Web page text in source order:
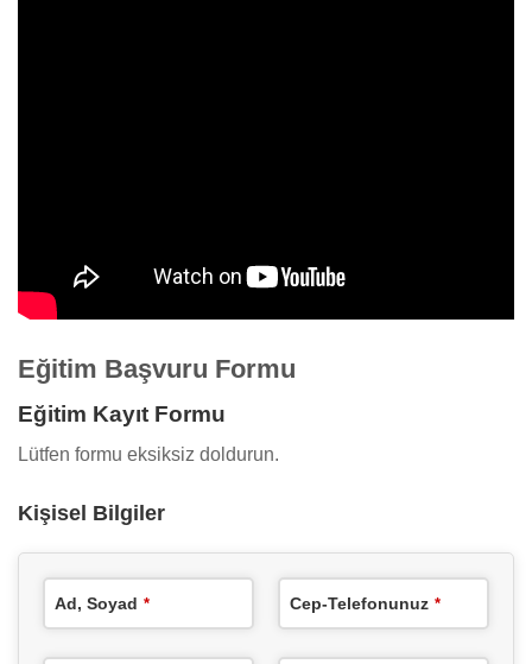
Eğitim Başvuru Formu
Eğitim Kayıt Formu
Lütfen formu eksiksiz doldurun.
Kişisel Bilgiler
Ad, Soyad * Cep-Telefonunuz *